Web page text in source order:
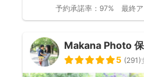
予約承諾率： 97% 最終ア
Makana Photo 保
5 (291)